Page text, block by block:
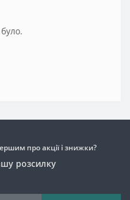
про акції і знижки?
розсилку